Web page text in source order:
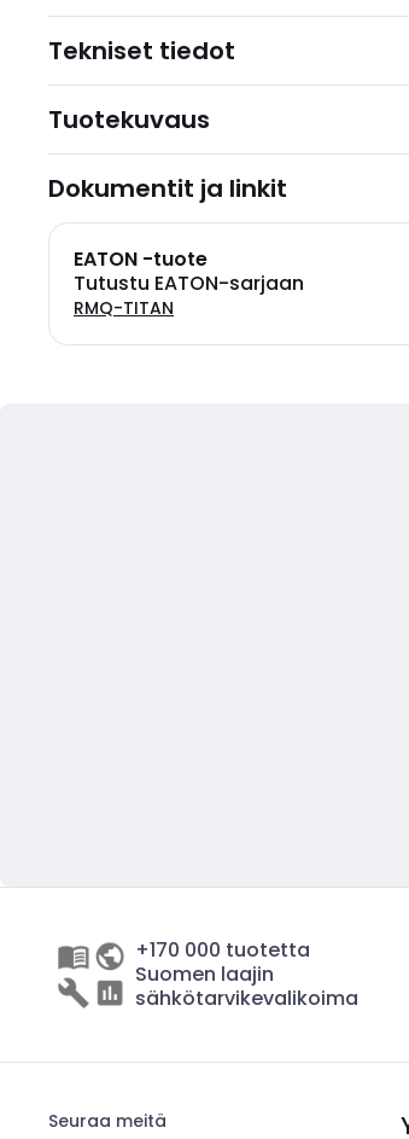
Tekniset tiedot
Tuotekuvaus
Dokumentit ja linkit
EATON -tuote
Tutustu EATON-sarjaan
RMQ-TITAN
+170 000 tuotetta
Suomen laajin
sähkötarvikevalikoima
Seuraa meitä